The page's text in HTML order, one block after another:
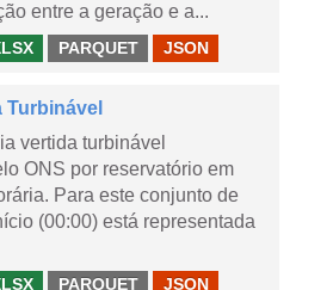
entre a geração e a...
PARQUET JSON
Turbinável
vertida turbinável
ONS por reservatório em
Para este conjunto de
(00:00) está representada
PARQUET JSON